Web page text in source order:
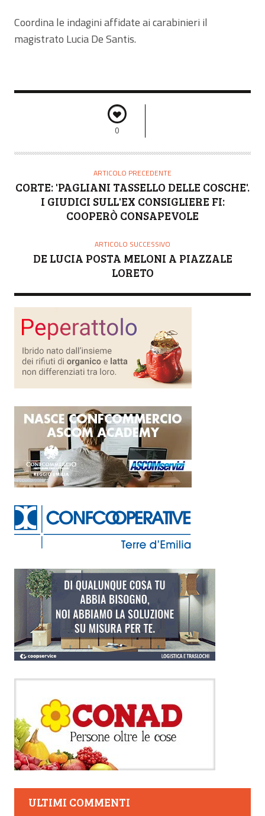
Coordina le indagini affidate ai carabinieri il
magistrato Lucia De Santis.
0
ARTICOLO PRECEDENTE
CORTE: 'PAGLIANI TASSELLO DELLE COSCHE'.
I GIUDICI SULL'EX CONSIGLIERE FI:
COOPERÒ CONSAPEVOLE
ARTICOLO SUCCESSIVO
DE LUCIA POSTA MELONI A PIAZZALE
LORETO
ULTIMI COMMENTI